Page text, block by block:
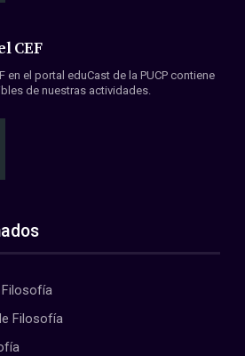
CEF
en el portal eduCast de la PUCP contiene
de nuestras actividades.
Filosofía